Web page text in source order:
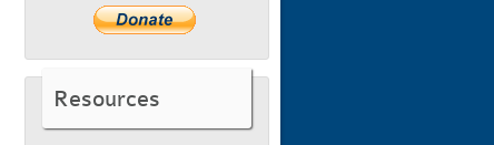
Resources